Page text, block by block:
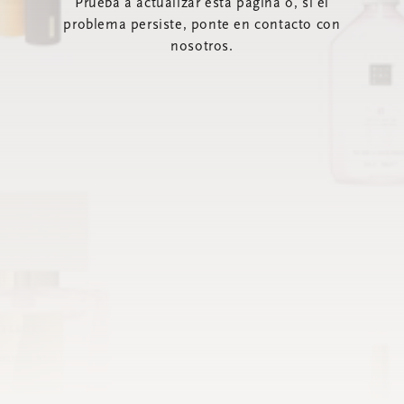
Prueba a actualizar esta página o, si el
problema persiste, ponte en contacto con
nosotros.